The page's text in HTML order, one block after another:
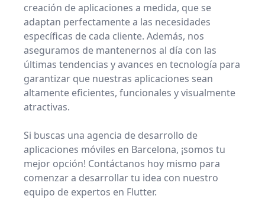
creación de aplicaciones a medida, que se
adaptan perfectamente a las necesidades
específicas de cada cliente. Además, nos
aseguramos de mantenernos al día con las
últimas tendencias y avances en tecnología para
garantizar que nuestras aplicaciones sean
altamente eficientes, funcionales y visualmente
atractivas.
Si buscas una agencia de desarrollo de
aplicaciones móviles en Barcelona, ¡somos tu
mejor opción! Contáctanos hoy mismo para
comenzar a desarrollar tu idea con nuestro
equipo de expertos en Flutter.